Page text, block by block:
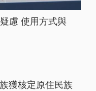
慮 使用方式與
獲核定原住民族